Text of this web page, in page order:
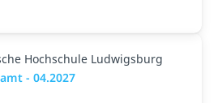
Hochschule Ludwigsburg
- 04.2027